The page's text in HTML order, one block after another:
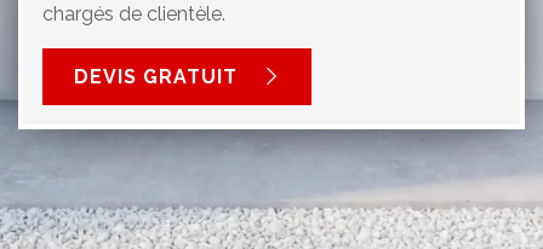
chargés de clientèle.
DEVIS GRATUIT